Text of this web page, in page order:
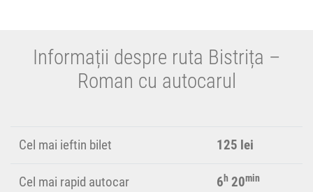
Informații despre ruta Bistrița –
Roman cu autocarul
Cel mai ieftin bilet 125 lei
Cel mai rapid autocar 6h 20min